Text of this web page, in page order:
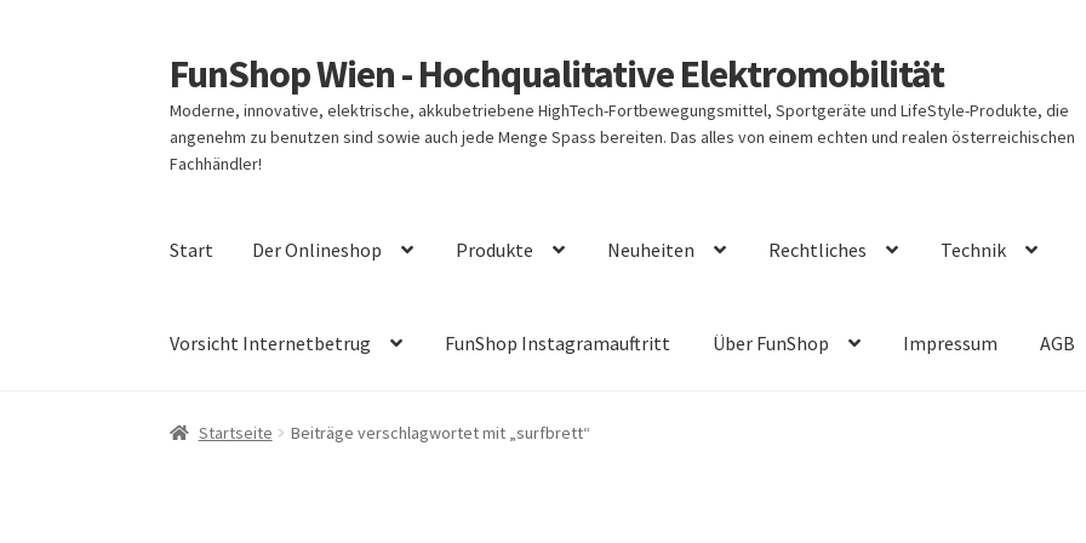
Zur
Navigation
springen
Zum
Inhalt
springen
FunShop Wien - Hochqualitative Elektromobilität
Moderne, innovative, elektrische, akkubetriebene HighTech-Fortbewegungsmittel, Sportgeräte und LifeStyle-Produkte, die
angenehm zu benutzen sind sowie auch jede Menge Spass bereiten. Das alles von einem echten und realen österreichischen
Fachhändler!
Start Der Onlineshop Produkte Neuheiten Rechtliches Technik
Vorsicht Internetbetrug FunShop Instagramauftritt Über FunShop Impressum AGB
Startseite Beiträge verschlagwortet mit „surfbrett“